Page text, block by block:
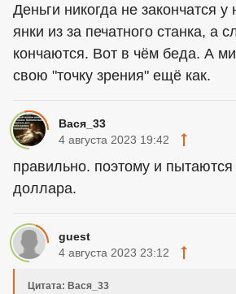
Деньги никогда не закончатся у
янки из за печатного станка, а
кончаются. Вот в чём беда. А
свою "точку зрения" ещё как.
Вася_33
4 августа 2023 19:42
правильно. поэтому и пытаются
доллара.
guest
4 августа 2023 23:12
Цитата: Вася_33